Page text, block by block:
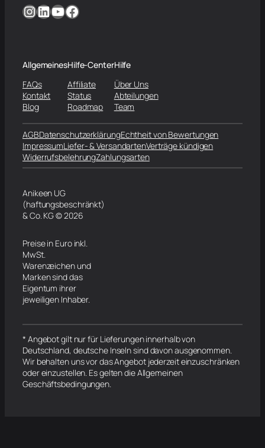
InstagramLinkedIn YouTube Facebook
Allgemeines
FAQs
Kontakt
Blog
Hilfe-Center
Affiliate
Status
Roadmap
Hilfe
Über Uns
Abteilungen
Team
AGBDatenschutzerklärungEchtheit von Bewertungen
ImpressumLiefer- & VersandartenVerträge kündigen
WiderrufsbelehrungZahlungsarten
Anikeen UG
(haftungsbeschränkt)
& Co. KG © 2026
Preise in Euro inkl.
MwSt.
Warenzeichen und
Marken sind das
Eigentum ihrer
jeweiligen Inhaber.
* Angebot gilt nur für Lieferungen innerhalb von
Deutschland, deutsche Inseln sind davon ausgenommen.
Wir behalten uns vor das Angebot jederzeit einzuschränken
oder einzustellen. Es gelten die Allgemeinen
Geschäftsbedingungen.